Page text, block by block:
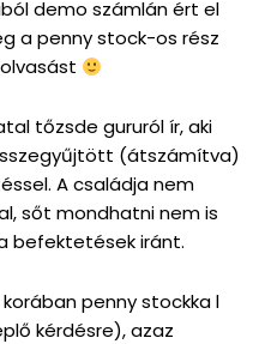
demo számlán ért el
a penny stock-os rész
tőzsde gururól ír, aki
(átszámítva)
A családja nem
sőt mondhatni nem is
befektetések iránt.
penny stockka l
kérdésre), azaz